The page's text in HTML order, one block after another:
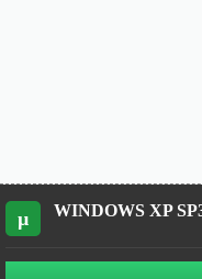
µ WINDOWS XP